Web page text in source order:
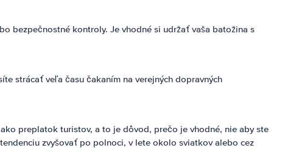
bezpečnostné kontroly. Je vhodné si udržať vaša batožina s
strácať veľa času čakaním na verejných dopravných
preplatok turistov, a to je dôvod, prečo je vhodné, nie aby ste
zvyšovať po polnoci, v lete okolo sviatkov alebo cez